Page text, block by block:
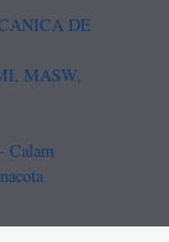
DE
MASW,
Calam